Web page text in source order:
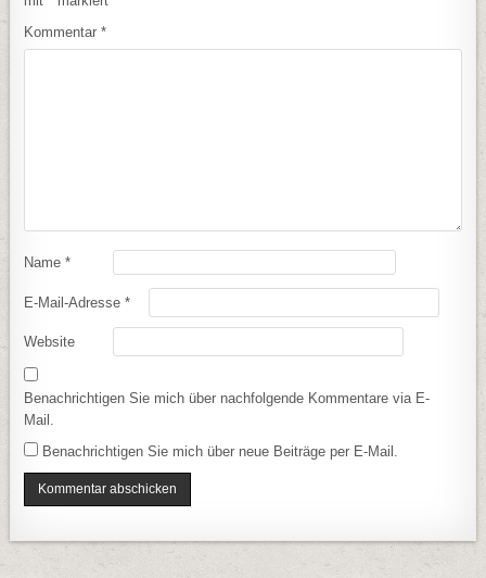
Kommentar*
Name*
E-Mail-Adresse*
Website
Benachrichtigen Sie mich über nachfolgende Kommentare via E-
Mail.
Benachrichtigen Sie mich über neue Beiträge per E-Mail.